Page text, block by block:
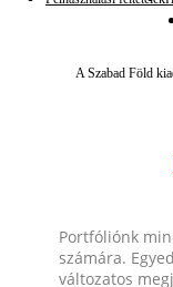
A Szabad Föld
Portfóliónk
számára.
változatos